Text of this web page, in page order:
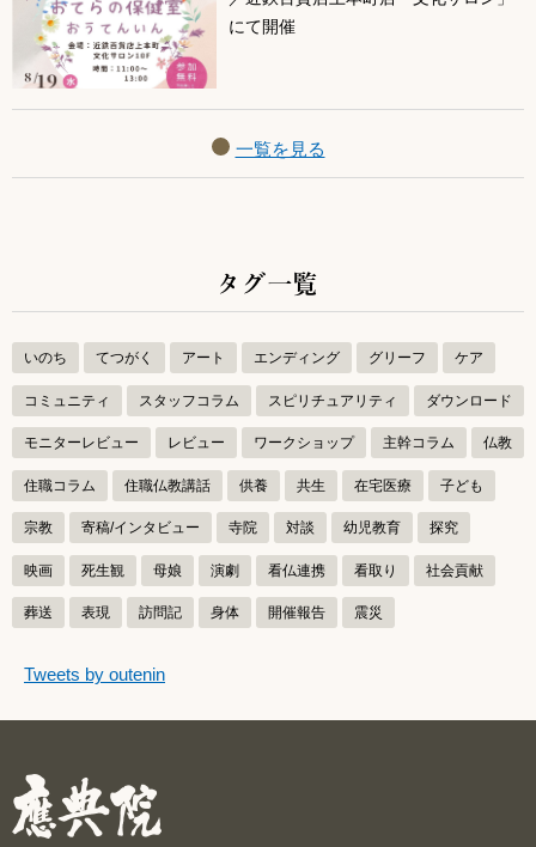
にて開催
一覧を見る
タグ一覧
いのち てつがく アート エンディング グリーフ ケア
コミュニティ スタッフコラム スピリチュアリティ ダウンロード
モニターレビュー レビュー ワークショップ 主幹コラム 仏教
住職コラム 住職仏教講話 供養 共生 在宅医療 子ども
宗教 寄稿/インタビュー 寺院 対談 幼児教育 探究
映画 死生観 母娘 演劇 看仏連携 看取り 社会貢献
葬送 表現 訪問記 身体 開催報告 震災
つぶやき
つぶやきをスキップする
Tweets by outenin